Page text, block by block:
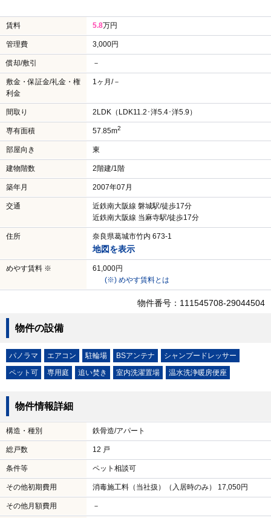
賃料 5.8万円
管理費 3,000円
償却/敷引 －
敷金・保証金/礼金・権
利金
1ヶ月/－
間取り 2LDK（LDK11.2･洋5.4･洋5.9）
専有面積 57.85m2
部屋向き 東
建物階数 2階建/1階
築年月 2007年07月
交通
近鉄南大阪線 磐城駅/徒歩17分
近鉄南大阪線 当麻寺駅/徒歩17分
住所 奈良県葛城市竹内 673-1
地図を表示
めやす賃料 ※
61,000円
(※) めやす賃料とは
物件番号：111545708-29044504
物件の設備
パノラマ エアコン 駐輪場 BSアンテナ
シャンプードレッサー
ペット可
専用庭 追い焚き 室内洗濯置場 温水洗浄暖房便座
物件情報詳細
構造・種別 鉄骨造/アパート
総戸数 12 戸
条件等 ペット相談可
その他初期費用 消毒施工料（当社扱）（入居時のみ） 17,050円
その他月額費用 －